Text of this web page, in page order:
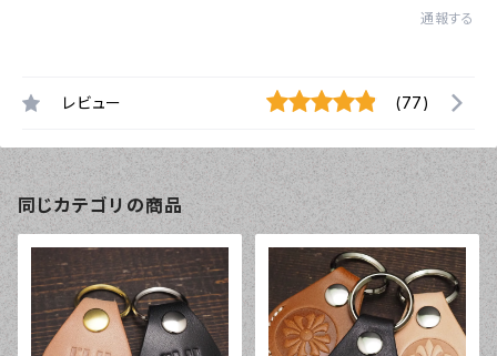
通報する
レビュー (77)
同じカテゴリの商品